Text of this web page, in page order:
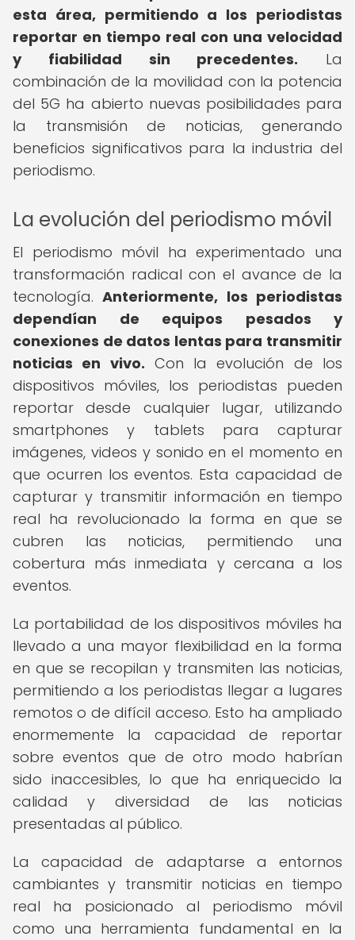
esta área, permitiendo a los periodistas
reportar en tiempo real con una velocidad
y fiabilidad sin precedentes. La
combinación de la movilidad con la potencia
del 5G ha abierto nuevas posibilidades para
la transmisión de noticias, generando
beneficios significativos para la industria del
periodismo.
La evolución del periodismo móvil
El periodismo móvil ha experimentado una
transformación radical con el avance de la
tecnología.Anteriormente, los periodistas
dependían de equipos pesados y
conexiones de datos lentas para transmitir
noticias en vivo. Con la evolución de los
dispositivos móviles, los periodistas pueden
reportar desde cualquier lugar, utilizando
smartphones y tablets para capturar
imágenes, videos y sonido en el momento en
que ocurren los eventos. Esta capacidad de
capturar y transmitir información en tiempo
real ha revolucionado la forma en que se
cubren las noticias, permitiendo una
cobertura más inmediata y cercana a los
eventos.
La portabilidad de los dispositivos móviles ha
llevado a una mayor flexibilidad en la forma
en que se recopilan y transmiten las noticias,
permitiendo a los periodistas llegar a lugares
remotos o de difícil acceso. Esto ha ampliado
enormemente la capacidad de reportar
sobre eventos que de otro modo habrían
sido inaccesibles, lo que ha enriquecido la
calidad y diversidad de las noticias
presentadas al público.
La capacidad de adaptarse a entornos
cambiantes y transmitir noticias en tiempo
real ha posicionado al periodismo móvil
como una herramienta fundamental en la